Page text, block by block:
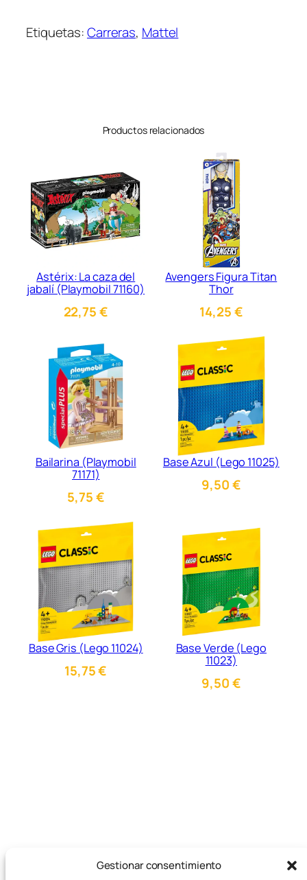
Gestionar consentimiento
Etiquetas:Carreras, Mattel
Productos relacionados
Astérix: La caza del
jabalí (Playmobil 71160)
22,75€
Avengers Figura Titan
Thor
14,25€
Bailarina (Playmobil
71171)
5,75€
Base Azul (Lego 11025)
9,50€
Base Gris (Lego 11024)
15,75€
Base Verde (Lego
11023)
9,50€